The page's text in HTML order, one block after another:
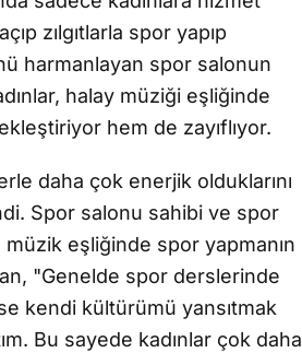
zılgıtlarla spor yapıp
harmanlayan spor salonun
halay müziği eşliğinde
hem de zayıflıyor.
daha çok enerjik olduklarını
Spor salonu sahibi ve spor
müzik eşliğinde spor yapmanın
"Genelde spor derslerinde
kendi kültürümü yansıtmak
Bu sayede kadınlar çok daha